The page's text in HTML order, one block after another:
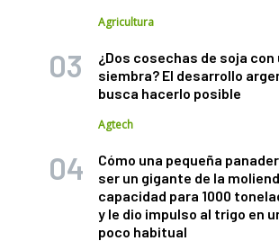
Agricultura
¿Dos cosechas de soja con
siembra? El desarrollo
busca hacerlo posible
Agtech
Cómo una pequeña
ser un gigante de la
capacidad para 1000
y le dio impulso al trigo en
poco habitual